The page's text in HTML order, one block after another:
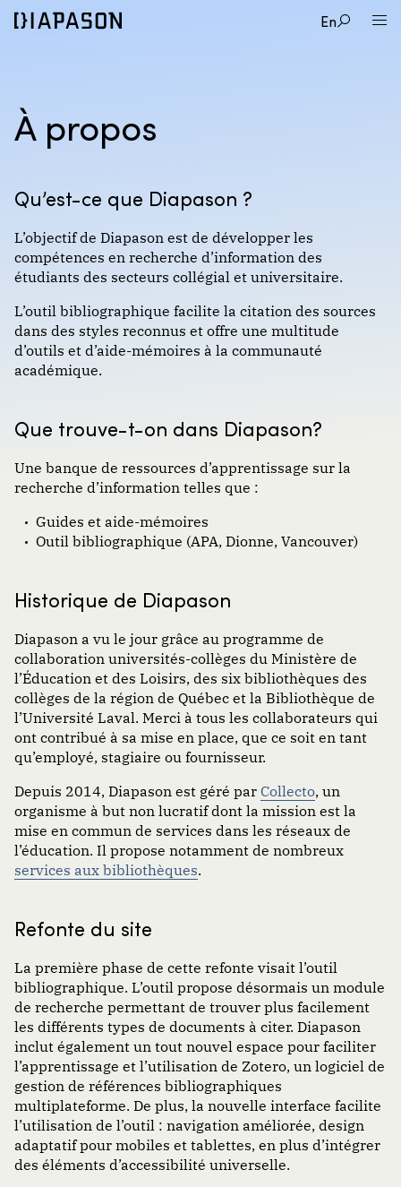
En
À propos
Qu’est-ce que Diapason ?
L’objectif de Diapason est de développer les
compétences en recherche d’information des
étudiants des secteurs collégial et universitaire.
L’outil bibliographique facilite la citation des sources
dans des styles reconnus et offre une multitude
d’outils et d’aide-mémoires à la communauté
académique.
Que trouve-t-on dans Diapason?
Une banque de ressources d’apprentissage sur la
recherche d’information telles que :
Guides et aide-mémoires
Outil bibliographique (APA, Dionne, Vancouver)
Historique de Diapason
Diapason a vu le jour grâce au programme de
collaboration universités-collèges du Ministère de
l’Éducation et des Loisirs, des six bibliothèques des
collèges de la région de Québec et la Bibliothèque de
l’Université Laval. Merci à tous les collaborateurs qui
ont contribué à sa mise en place, que ce soit en tant
qu’employé, stagiaire ou fournisseur.
Depuis 2014, Diapason est géré parCollecto, un
organisme à but non lucratif dont la mission est la
mise en commun de services dans les réseaux de
l’éducation. Il propose notamment de nombreux
services aux bibliothèques.
Refonte du site
La première phase de cette refonte visait l’outil
bibliographique. L’outil propose désormais un module
de recherche permettant de trouver plus facilement
les différents types de documents à citer. Diapason
inclut également un tout nouvel espace pour faciliter
l’apprentissage et l’utilisation de Zotero, un logiciel de
gestion de références bibliographiques
multiplateforme. De plus, la nouvelle interface facilite
l’utilisation de l’outil : navigation améliorée, design
adaptatif pour mobiles et tablettes, en plus d’intégrer
des éléments d’accessibilité universelle.